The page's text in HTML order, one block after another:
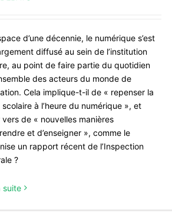
d’une décennie, le numérique s’est
diffusé au sein de l’institution
au point de faire partie du quotidien
des acteurs du monde de
Cela implique-t-il de « repenser la
à l’heure du numérique », et
vers de « nouvelles manières
et d’enseigner », comme le
un rapport récent de l’Inspection
?
suite